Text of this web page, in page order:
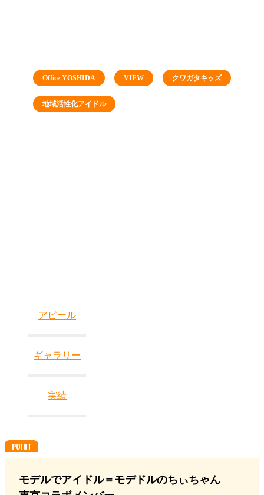
Office YOSHIDA VIEW クワガタキッズ
地域活性化アイドル
アピール
ギャラリー
実績
モデルでアイドル＝モデドルのちぃちゃん